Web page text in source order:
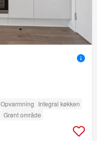
Opvarmning Integral køkken
Grønt område